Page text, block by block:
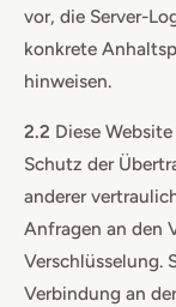
vor, die Server-
konkrete
hinweisen.
2.2 Diese
Schutz der
anderer
Anfragen an den
Verschlüsselung.
Verbindung an